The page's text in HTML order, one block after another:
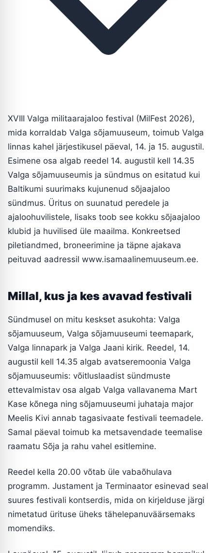
XVIII Valga militaarajaloo festival (MilFest 2026),
mida korraldab Valga sõjamuuseum, toimub Valga
linnas kahel järjestikusel päeval, 14. ja 15. augustil.
Esimene osa algab reedel 14. augustil kell 14.35
Valga sõjamuuseumis ja sündmus on esitatud kui
Baltikumi suurimaks kujunenud sõjaajaloo
sündmus. Üritus on suunatud peredele ja
ajaloohuvilistele, lisaks toob see kokku sõjaajaloo
klubid ja huvilised üle maailma. Konkreetsed
piletiandmed, broneerimine ja täpne ajakava
peituvad aadressil www.isamaalinemuuseum.ee.
Millal, kus ja kes avavad festivali
Sündmusel on mitu keskset asukohta: Valga
sõjamuuseum, Valga sõjamuuseumi teemapark,
Valga linnapark ja Valga Jaani kirik. Reedel, 14.
augustil kell 14.35 algab avatseremoonia Valga
sõjamuuseumis: võitluslaadist sündmuste
ettevalmistav osa algab Valga vallavanema Mart
Kase kõnega ning sõjamuuseumi juhataja major
Meelis Kivi annab tagasivaate festivali teemadele.
Samal päeval toimub ka metsavendade teemalise
raamatu Sõja ja rahu vahel esitlemine.
Reedel kella 20.00 võtab üle vabaõhulava
programm. Justament ja Terminaator esinevad seal
suures festivali kontserdis, mida on kirjelduse järgi
nimetatud ürituse üheks tähelepanuväärsemaks
momendiks.